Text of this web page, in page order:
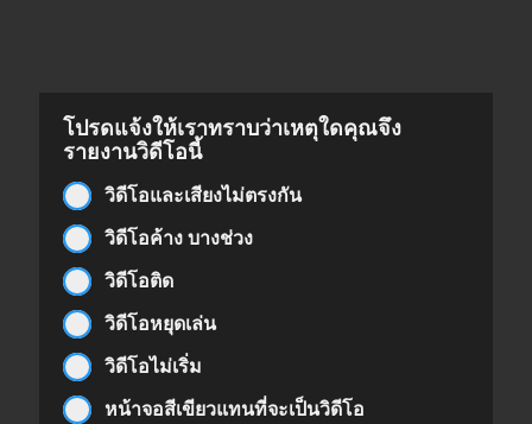
โปรดแจ้งให้เราทราบว่าเหตุใดคุณจึง
รายงานวิดีโอนี้
วิดีโอและเสียงไม่ตรงกัน
วิดีโอค้าง บางช่วง
วิดีโอติด
วิดีโอหยุดเล่น
วิดีโอไม่เริ่ม
หน้าจอสีเขียวแทนที่จะเป็นวิดีโอ